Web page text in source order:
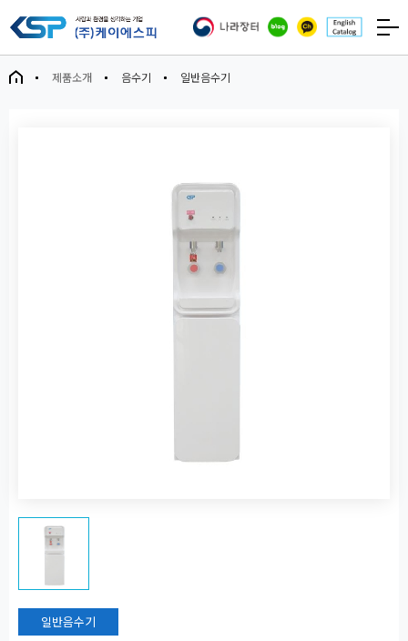
제품소개 음수기 일반음수기
일반음수기